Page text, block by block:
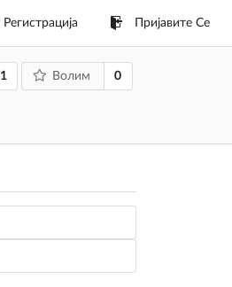
Регистрација Пријавите Се
1 Волим 0